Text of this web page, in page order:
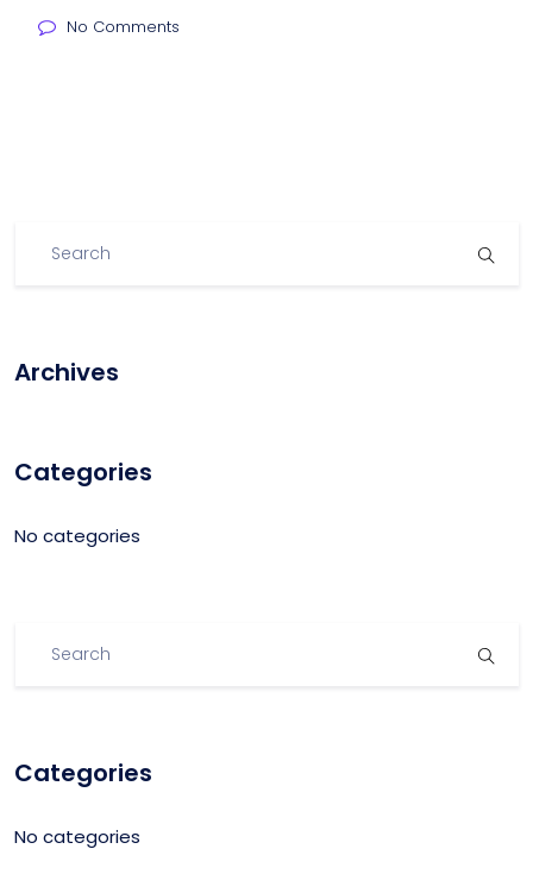
No Comments
Archives
Categories
No categories
Categories
No categories